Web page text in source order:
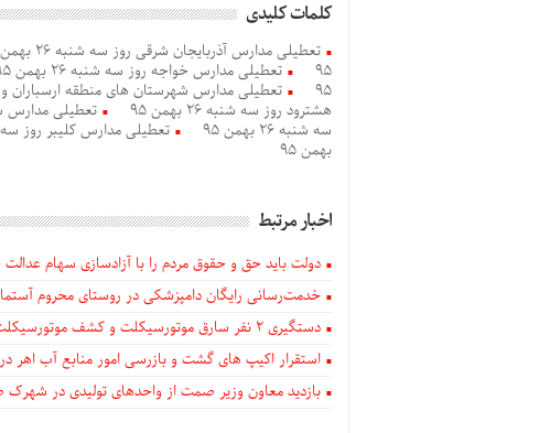
کلمات کلیدی
تعطیلی مدارس آذربایجان شرقی روز سه شنبه 26 بهمن 95
95
تعطیلی مدارس خواجه روز سه شنبه 26 بهمن 95
95
تعطیلی مدارس شهرستان های منطقه ارسباران و اهر
هشترود روز سه شنبه 26 بهمن 95
تعطیلی
سه شنبه 26 بهمن 95
تعطیلی مدارس کلیبر روز سه شنبه 26
بهمن 95
اخبار مرتبط
دولت باید حق و حقوق مردم را با آزادسازی سهام عدالت
خدمت‌رسانی رایگان دامپزشکی در روستای محروم
دستگيری ۲ نفر سارق موتورسیکلت و کشف موتورسیکلت‌های سرقتی در اهر
استقرار اکیپ های گشت و بازرسی امور منابع آب اهر
بازدید معاون وزیر صمت از واحدهای تولیدی در شهرک